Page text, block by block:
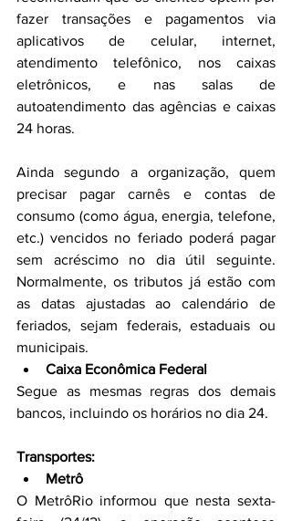
fazer transações e pagamentos via
aplicativos de celular, internet,
atendimento telefônico, nos caixas
eletrônicos, e nas salas de
autoatendimento das agências e caixas
24 horas.
Ainda segundo a organização, quem
precisar pagar carnês e contas de
consumo (como água, energia, telefone,
etc.) vencidos no feriado poderá pagar
sem acréscimo no dia útil seguinte.
Normalmente, os tributos já estão com
as datas ajustadas ao calendário de
feriados, sejam federais, estaduais ou
municipais.
Caixa Econômica Federal
Segue as mesmas regras dos demais
bancos, incluindo os horários no dia 24.
Transportes:
Metrô
O MetrôRio informou que nesta sexta-